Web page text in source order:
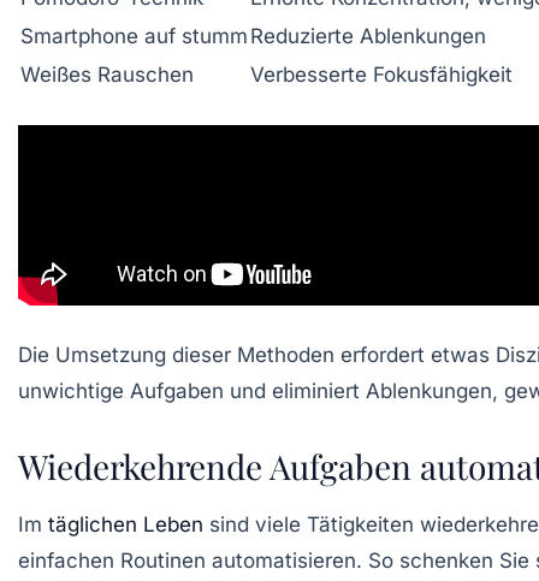
Smartphone auf stumm Reduzierte Ablenkungen
Weißes Rauschen
Verbesserte Fokusfähigkeit
Die Umsetzung dieser Methoden erfordert etwas
unwichtige Aufgaben und eliminiert Ablenkungen,
Wiederkehrende Aufgaben
Im täglichen Leben sind viele Tätigkeiten
einfachen Routinen automatisieren. So schenken